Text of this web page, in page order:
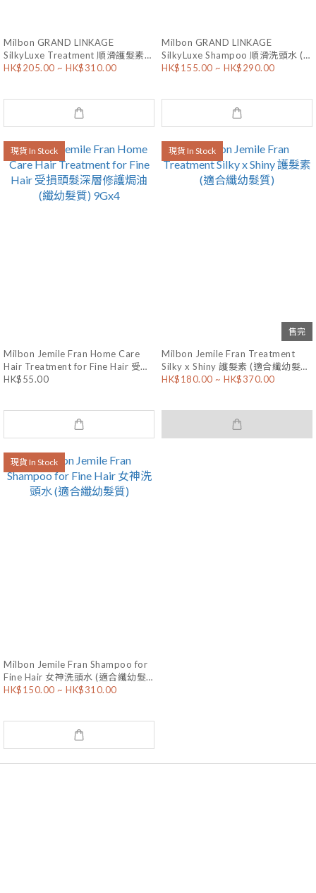
Milbon GRAND LINKAGE
SilkyLuxe Treatment 順滑護髮素
(適合纖幼髮質)
HK$205.00 ~ HK$310.00
Milbon GRAND LINKAGE
SilkyLuxe Shampoo 順滑洗頭水 (適
合纖幼髮質)
HK$155.00 ~ HK$290.00
現貨 In Stock
Milbon Jemile Fran Home Care
Hair Treatment for Fine Hair 受損
頭髮深層修護焗油 (纖幼髮質) 9Gx4
HK$55.00
現貨 In Stock
售完
Milbon Jemile Fran Treatment
Silky x Shiny 護髮素 (適合纖幼髮
質)
HK$180.00 ~ HK$370.00
現貨 In Stock
Milbon Jemile Fran Shampoo for
Fine Hair 女神洗頭水 (適合纖幼髮
質)
HK$150.00 ~ HK$310.00